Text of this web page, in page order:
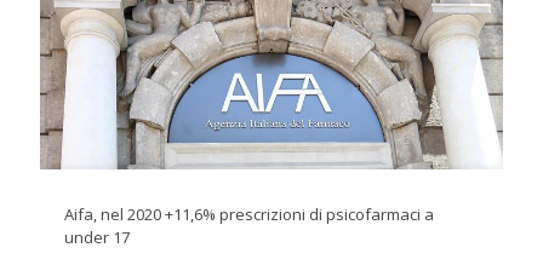
Aifa, nel 2020 +11,6% prescrizioni di psicofarmaci a
under 17